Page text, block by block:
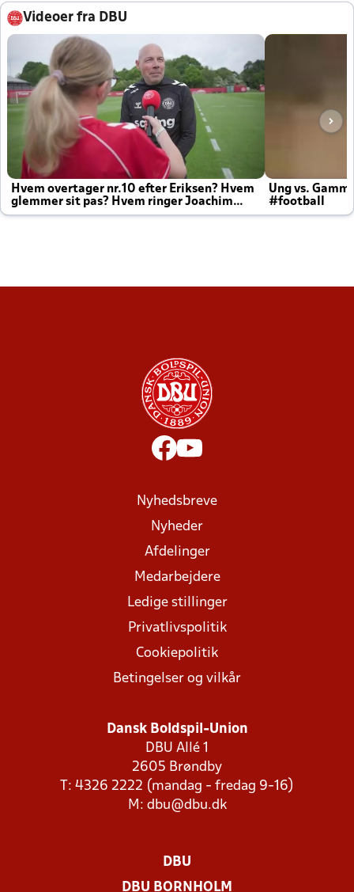
Videoer fra DBU
Hvem overtager nr.10 efter Eriksen? Hvem
glemmer sit pas? Hvem ringer Joachim
altid til efter kampe?
Ung vs.
#football
Nyhedsbreve
Nyheder
Afdelinger
Medarbejdere
Ledige stillinger
Privatlivspolitik
Cookiepolitik
Betingelser og vilkår
Dansk Boldspil-Union
DBU Allé 1
2605 Brøndby
T: 4326 2222 (mandag - fredag 9-16)
M: dbu@dbu.dk
DBU
DBU BORNHOLM